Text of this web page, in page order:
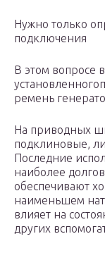
Нужно только
подключения
В этом вопросе
ремень
На приводных
подклиновые,
Последние
наиболее
обеспечивают
наименьшем
влияет на
других